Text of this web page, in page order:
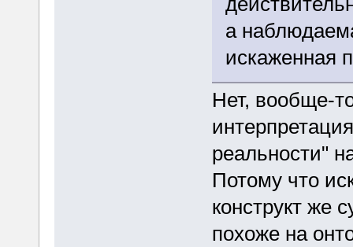
а
искаженная
Нет, вообще-
реальности"
Потому что
конструкт же
похоже на